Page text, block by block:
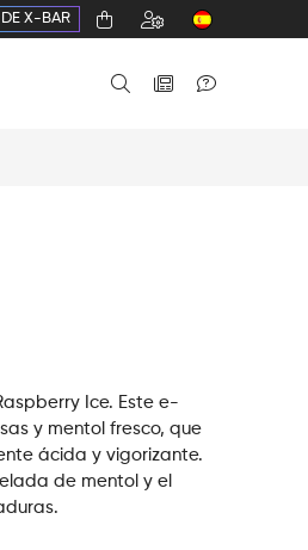
DE X-BAR
Ice. Este e-
y mentol fresco, que
ácida y vigorizante.
de mentol y el